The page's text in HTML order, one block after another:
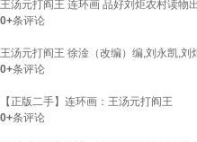
王汤元打阎王 连环画 品好刘炬农村读物
0+条评论
王汤元打阎王 徐淦（改编）编,刘永凯,
0+条评论
【正版二手】连环画：王汤元打阎王
0+条评论